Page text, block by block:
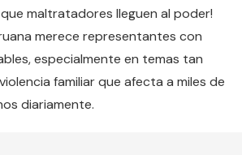
maltratadores lleguen al poder!
merece representantes con
especialmente en temas tan
familiar que afecta a miles de
diariamente.